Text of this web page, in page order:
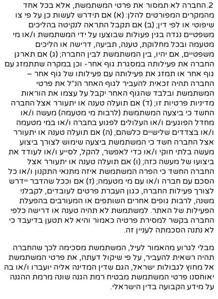
2. החברה לא תמסור את פרטי המשתמשת, אלא בכל אחד
מהמקרים המפורטים להלן: (א) אם תידרש לעשות כן על פי צו
שיפוטי או לפי דין; (ב) אם תקבל התראה לנקיטה בהליכים
משפטיים נגדה בגין פעולות שבוצעו על ידי המשתמשת ו/או מי
מטעמה ובכל מחלוקת, טענה, תביעה, דרישה או הליכים
משפטיים, אם יהיו, בין המשתמשת לבין החברה; (ג) אם תארגן
החברה את פעילותה במסגרת גוף אחר- וכן במקרה שתתמזג עם
גוף אחר או תמזג את פעילותה עם פעילותו של גוף אחר –
החברה תהיה זכאית להעביר לגוף האחר הנ"ל את פרטי
המשתמשת ובלבד שהגוף האחר יקבל על עצמו את הוראות
מדיניות פרטיות זו; (ד) אם תועלה טענה או יתעורר אצל החברה
החשד כי ביצעה המשתמשת (לרבות מי מטעמה) מעשה ו/או
מחדל הפוגעים ו/או העלולים לפגוע בחברה ו/או במי מטעמה
ו/או בצדדים שלישיים כלשהם; (ה) אם תועלה טענה או יתעורר
אצל החברה חשד כי המשתמשת ביצעה שימוש לצורך ביצוע
מעשה בלתי חוקי ו/או כדי לאפשר, להקל, לסייע ו/או לעודד את
ביצועו של מעשה כזה; (ו) אם תועלה טענה או יתעורר אצל
החברה החשד כי הפרה המשתמשת איזה מתנאי התקנון ו/או כל
הסכם עם חברה ו/או עם מי מטעמה; (ז) אם וככל שהדבר יידרש
לצורך פעילות החברה, כגון העברת פרטים לעובדים, לקבלני
משנה, לרבות גופים אחרים השותפים או המעורבים בהפעלת
הפעילות של האתר. למשתמשת לא תהיה טענה או דרישה כלפי
החברה בקשר למסירת פרטיה כאמור והיא לא תטען בדיעבד כי
לא נתנה הסכמתה לעניין זה.
מבלי לגרוע מהאמור לעיל, המשתמשת מסכימה לכך שהחברה
תהיה רשאית להעביר, על פי שיקול דעתה, את פרטי המשתמשת
אל מחוץ לגבולות ישראל, הגם שדין המדינה אליה יועברו ו/או בה
יאוחסנו פרטי המשתמשת מבטיח רמת הגנה שונה מרמת ההגנה
על מידע הקבועה בדין הישראלי.